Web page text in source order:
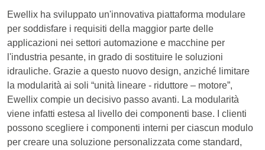
Ewellix ha sviluppato un'innovativa piattaforma modulare
per soddisfare i requisiti della maggior parte delle
applicazioni nei settori automazione e macchine per
l'industria pesante, in grado di sostituire le soluzioni
idrauliche. Grazie a questo nuovo design, anziché limitare
la modularità ai soli “unità lineare - riduttore – motore”,
Ewellix compie un decisivo passo avanti. La modularità
viene infatti estesa al livello dei componenti base. I clienti
possono scegliere i componenti interni per ciascun modulo
per creare una soluzione personalizzata come standard,